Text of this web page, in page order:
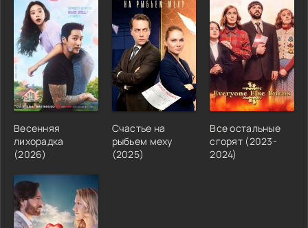
Весенняя
лихорадка
(2026)
Счастье на
рыбьем меху
(2025)
Все остальные
сгорят (2023-
2024)